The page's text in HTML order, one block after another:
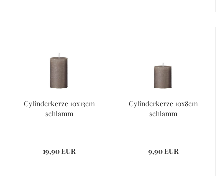
Cylinderkerze 10x13cm
schlamm
19,90 EUR
Cylinderkerze 10x8cm
schlamm
9,90 EUR